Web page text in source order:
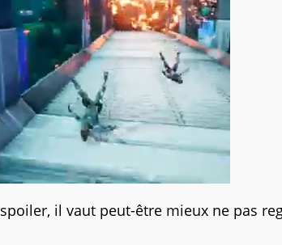
il vaut peut-être mieux ne pas